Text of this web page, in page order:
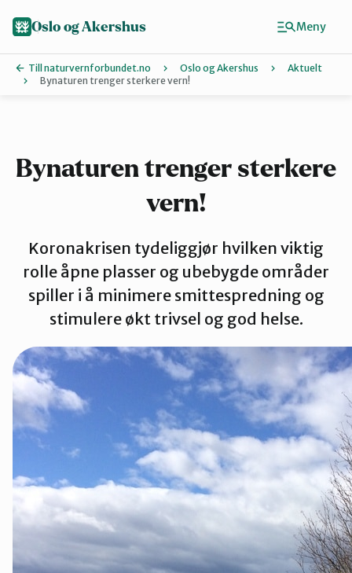
Aurskog-Høland
Bærum
Groruddalen
Hurum og Røyken
Jevnaker
Lillestrøm
Oslo og Akershus
Till naturvernforbundet.no Oslo og Akershus
Aktuelt
Bynaturen trenger sterkere vern!
Bynaturen trenger sterkere
vern!
Koronakrisen tydeliggjør hvilken viktig
rolle åpne plasser og ubebygde områder
spiller i å minimere smittespredning og
stimulere økt trivsel og god helse.